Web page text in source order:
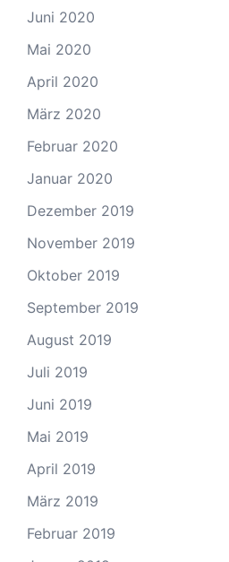
Juni 2020
Mai 2020
April 2020
März 2020
Februar 2020
Januar 2020
Dezember 2019
November 2019
Oktober 2019
September 2019
August 2019
Juli 2019
Juni 2019
Mai 2019
April 2019
März 2019
Februar 2019